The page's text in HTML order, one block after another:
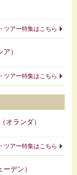
ツアー特集はこちら
）
ツアー特集はこちら
オランダ）
ツアー特集はこちら
デン）